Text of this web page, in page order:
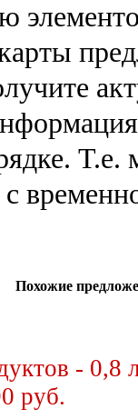
Т.е.
Похожие
- 0,8
руб.